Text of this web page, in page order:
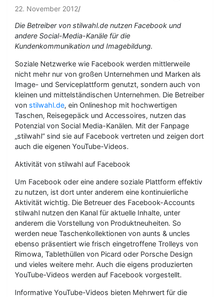
22. November 2012
Die Betreiber von stilwahl.de nutzen Facebook und
andere Social-Media-Kanäle für die
Kundenkommunikation und Imagebildung.
Soziale Netzwerke wie Facebook werden mittlerweile
nicht mehr nur von großen Unternehmen und Marken als
Image- und Serviceplattform genutzt, sondern auch von
kleinen und mittelständischen Unternehmen. Die Betreiber
von stilwahl.de, ein Onlineshop mit hochwertigen
Taschen, Reisegepäck und Accessoires, nutzen das
Potenzial von Social Media-Kanälen. Mit der Fanpage
„stilwahl“ sind sie auf Facebook vertreten und zeigen dort
auch die eigenen YouTube-Videos.
Aktivität von stilwahl auf Facebook
Um Facebook oder eine andere soziale Plattform effektiv
zu nutzen, ist dort unter anderem eine kontinuierliche
Aktivität wichtig. Die Betreuer des Facebook-Accounts
stilwahl nutzen den Kanal für aktuelle Inhalte, unter
anderem die Vorstellung von Produktneuheiten. So
werden neue Taschenkollektionen von aunts & uncles
ebenso präsentiert wie frisch eingetroffene Trolleys von
Rimowa, Tablethüllen von Picard oder Porsche Design
und vieles weitere mehr. Auch die eigens produzierten
YouTube-Videos werden auf Facebook vorgestellt.
Informative YouTube-Videos bieten Mehrwert für die